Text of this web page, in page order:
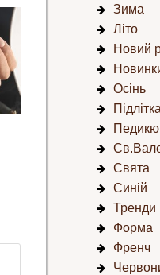
Зима
Літо
Новий
Осінь
Свята
Синій
Тренди
Форма
Френч